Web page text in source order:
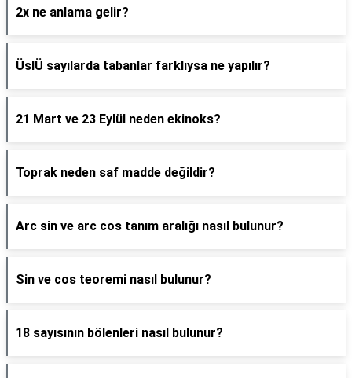
2x ne anlama gelir?
ÜslÜ sayılarda tabanlar farklıysa ne yapılır?
21 Mart ve 23 Eylül neden ekinoks?
Toprak neden saf madde değildir?
Arc sin ve arc cos tanım aralığı nasıl bulunur?
Sin ve cos teoremi nasıl bulunur?
18 sayısının bölenleri nasıl bulunur?